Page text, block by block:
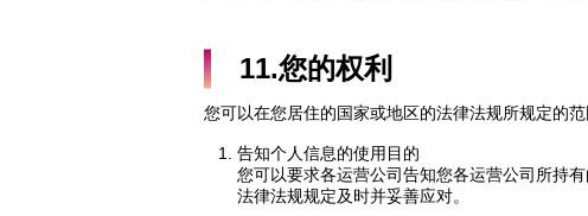
11.您的权利
您可以在您居住的国家或地区的法律法规所规定的范
告知个人信息的使用目的
您可以要求各运营公司告知您各运营公司所持
法律法规规定及时并妥善应对。